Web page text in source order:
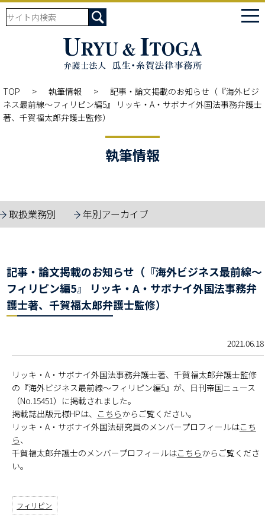
TOP 執筆情報
記事・論文掲載のお知らせ（『海外ビジ
ネス最前線～フィリピン編5』 リッキ・A・サボナイ外国法事務弁護士
著、千賀福太郎弁護士監修）
執筆情報
取扱業務別 年別アーカイブ
記事・論文掲載のお知らせ（『海外ビジネス最前線～
フィリピン編5』 リッキ・A・サボナイ外国法事務弁
護士著、千賀福太郎弁護士監修）
2021.06.18
リッキ・A・サボナイ外国法事務弁護士著、千賀福太郎弁護士監修
の『海外ビジネス最前線～フィリピン編5』が、日刊帝国ニュース
（No.15451）に掲載されました。
掲載誌出版元様HPは、 こちらからご覧ください。
リッキ・A・サボナイ外国法研究員のメンバープロフィールはこち
ら、
千賀福太郎弁護士のメンバープロフィールはこちらからご覧くださ
い。
フィリピン